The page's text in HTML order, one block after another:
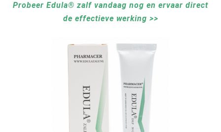
Probeer Edula® zalf vandaag nog en ervaar direct
de effectieve werking >>